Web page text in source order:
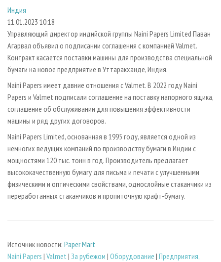
СУШКА ДРЕВЕСИНЫ
ПРОИЗВОДСТВО ДРЕВЕСНЫХ ПЛИТ
ДЕРЕВЯННОЕ ДОМОСТРОЕНИЕ
ПРОИЗВОДСТВО МЕБЕЛИ
БИОЭНЕРГЕТИКА
ЦБП
ИНСТРУМЕНТ И МАТЕРИАЛЫ
ПЕРСОНЫ
МОБИЛЬНЫЕ ВЫСТАВКИ
ПРИОРИТЕТНЫЕ ИНВЕСТПРОЕКТЫ
RUSSIAN FORESTRY REVIEW
ГАЗЕТА ЛЕСПРОМФОРУМ
БИБЛИОТЕКА СПЕЦИАЛИСТА
КОНТАКТЫ
РЕКЛАМОДАТЕЛЯМ
РЕКЛАМА
РЕКЛАМА НА САЙТЕ
Индия
11.01.2023 10:18
Управляющий директор индийской группы Naini Papers Limited Паван
Агарвал объявил о подписании соглашения с компанией Valmet.
Контракт касается поставки машины для производства специальной
бумаги на новое предприятие в Уттаракханде, Индия.
Naini Papers имеет давние отношения с Valmet. В 2022 году Naini
Papers и Valmet подписали соглашение на поставку напорного ящика,
соглашение об обслуживании для повышения эффективности
машины и ряд других договоров.
Naini Papers Limited, основанная в 1995 году, является одной из
немногих ведущих компаний по производству бумаги в Индии с
мощностями 120 тыс. тонн в год. Производитель предлагает
высококачественную бумагу для письма и печати с улучшенными
физическими и оптическими свойствами, однослойные стаканчики из
переработанных стаканчиков и пропиточную крафт-бумагу.
Источник новости: Paper Mart
Naini Papers | Valmet | За рубежом | Оборудование | Предприятия,